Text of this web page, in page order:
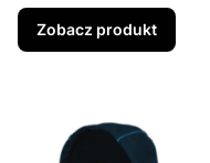
Zobacz produkt